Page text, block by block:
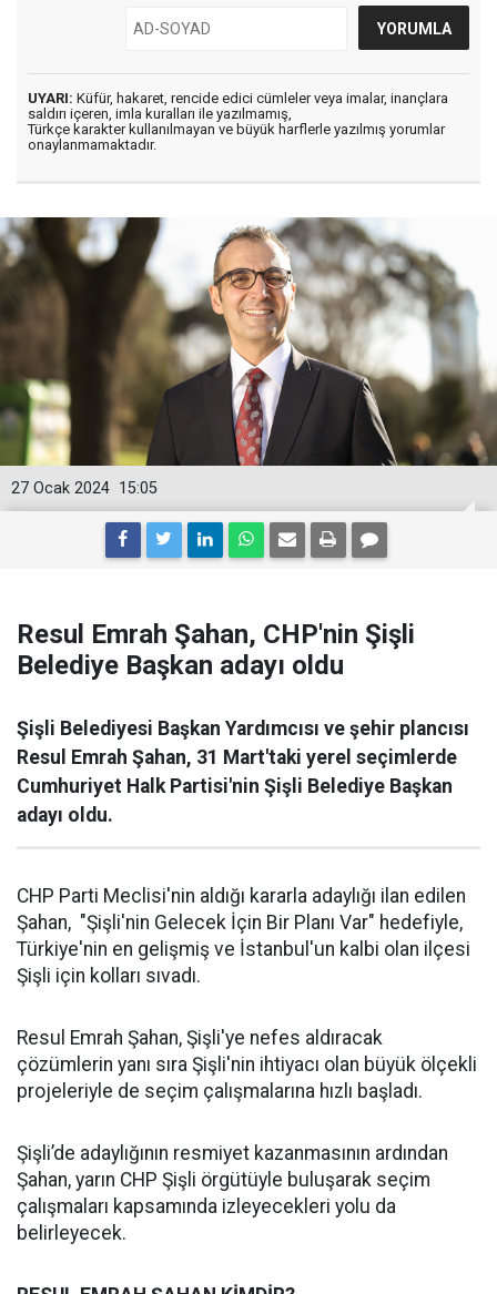
UYARI: Küfür, hakaret, rencide edici cümleler veya imalar, inançlara
saldırı içeren, imla kuralları ile yazılmamış,
Türkçe karakter kullanılmayan ve büyük harflerle yazılmış yorumlar
onaylanmamaktadır.
15:05
27 Ocak 2024
Resul Emrah Şahan, CHP'nin Şişli
Belediye Başkan adayı oldu
Şişli Belediyesi Başkan Yardımcısı ve şehir plancısı
Resul Emrah Şahan, 31 Mart'taki yerel seçimlerde
Cumhuriyet Halk Partisi'nin Şişli Belediye Başkan
adayı oldu.
CHP Parti Meclisi'nin aldığı kararla adaylığı ilan edilen
Şahan, "Şişli'nin Gelecek İçin Bir Planı Var" hedefiyle,
Türkiye'nin en gelişmiş ve İstanbul'un kalbi olan ilçesi
Şişli için kolları sıvadı.
Resul Emrah Şahan, Şişli'ye nefes aldıracak
çözümlerin yanı sıra Şişli'nin ihtiyacı olan büyük ölçekli
projeleriyle de seçim çalışmalarına hızlı başladı.
Şişli’de adaylığının resmiyet kazanmasının ardından
Şahan, yarın CHP Şişli örgütüyle buluşarak seçim
çalışmaları kapsamında izleyecekleri yolu da
belirleyecek.